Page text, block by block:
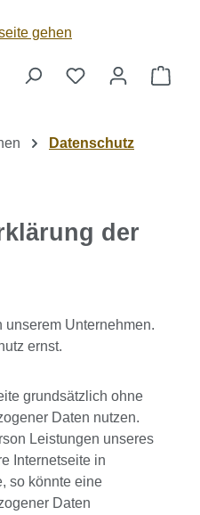
Datenschutz
der
unserem Unternehmen.
ernst.
grundsätzlich ohne
Daten nutzen.
Leistungen unseres
Internetseite in
so könnte eine
Daten